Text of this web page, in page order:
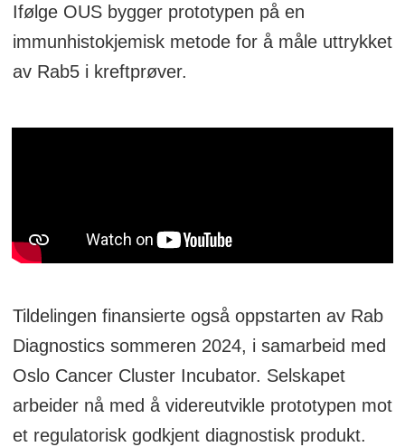
Ifølge OUS bygger prototypen på en
immunhistokjemisk metode for å måle uttrykket
av Rab5 i kreftprøver.
Tildelingen finansierte også oppstarten av Rab
Diagnostics sommeren 2024, i samarbeid med
Oslo Cancer Cluster Incubator. Selskapet
arbeider nå med å videreutvikle prototypen mot
et regulatorisk godkjent diagnostisk produkt.